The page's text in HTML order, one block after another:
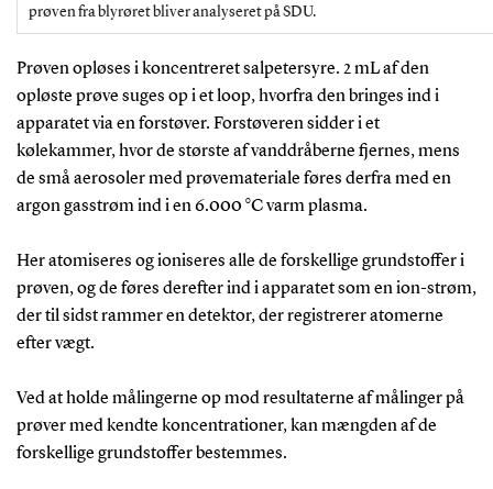
prøven fra blyrøret bliver analyseret på SDU.
Prøven opløses i koncentreret salpetersyre. 2 mL af den
opløste prøve suges op i et loop, hvorfra den bringes ind i
apparatet via en forstøver. Forstøveren sidder i et
kølekammer, hvor de største af vanddråberne fjernes, mens
de små aerosoler med prøvemateriale føres derfra med en
argon gasstrøm ind i en 6.000 °C varm plasma.
Her atomiseres og ioniseres alle de forskellige grundstoffer i
prøven, og de føres derefter ind i apparatet som en ion-strøm,
der til sidst rammer en detektor, der registrerer atomerne
efter vægt.
Ved at holde målingerne op mod resultaterne af målinger på
prøver med kendte koncentrationer, kan mængden af de
forskellige grundstoffer bestemmes.